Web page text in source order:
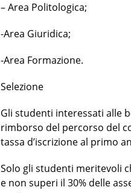
– Area Politologica;
-Area Giuridica;
-Area Formazione.
Selezione
Gli studenti interessati alle
rimborso del percorso del
tassa d’iscrizione al primo
Solo gli studenti meritevoli
e non superi il 30% delle